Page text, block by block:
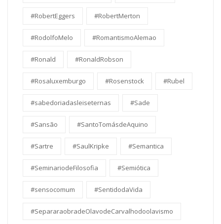
#RobertEggers #RobertMerton
#RodolfoMelo #RomantismoAlemao
#Ronald #RonaldRobson
#Rosaluxemburgo #Rosenstock #Rubel
#sabedoriadasleiseternas #Sade
#Sansão #SantoTomásdeAquino
#Sartre #SaulKripke #Semantica
#SeminariodeFilosofia #Semiótica
#sensocomum #SentidodaVida
#SepararaobradeOlavodeCarvalhodoolavismo